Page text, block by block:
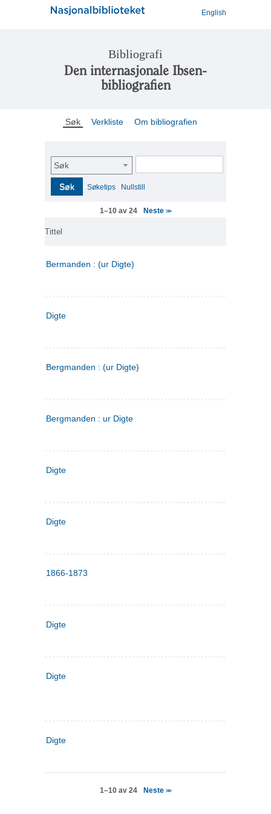
English
Bibliografi
Den internasjonale Ibsen-
bibliografien
Søk Verkliste Om bibliografien
Søk
Søk Søketips Nullstill
1–10 av 24 Neste>>
Tittel
Bermanden : (ur Digte)
Digte
Bergmanden : (ur Digte)
Bergmanden : ur Digte
Digte
Digte
1866-1873
Digte
Digte
Digte
1–10 av 24 Neste>>